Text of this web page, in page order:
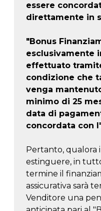
essere
direttamente in
"Bonus
esclusivamente
effettuato
condizione che
venga
minimo di 25
data di
concordata con
Pertanto, qualora
estinguere, in
termine il
assicurativa sarà
Venditore una